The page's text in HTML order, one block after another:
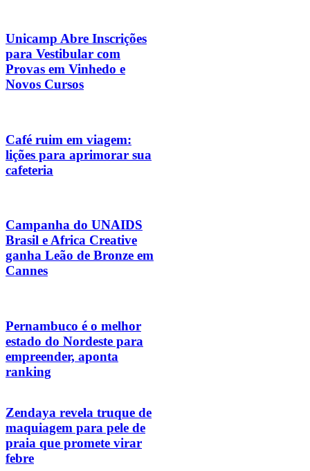
Unicamp Abre Inscrições
para Vestibular com
Provas em Vinhedo e
Novos Cursos
Café ruim em viagem:
lições para aprimorar sua
cafeteria
Campanha do UNAIDS
Brasil e Africa Creative
ganha Leão de Bronze em
Cannes
Pernambuco é o melhor
estado do Nordeste para
empreender, aponta
ranking
Zendaya revela truque de
maquiagem para pele de
praia que promete virar
febre